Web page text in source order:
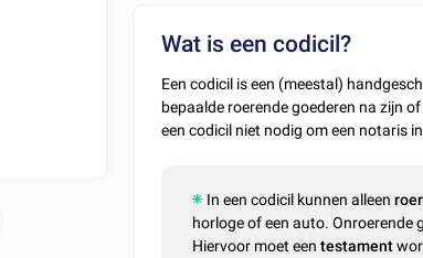
Wat is een codicil?
Een codicil is een (meestal)
bepaalde roerende goederen na zijn
een codicil niet nodig om een notaris
In een codicil kunnen alleen
horloge of een auto. Onroerende
Hiervoor moet eentestament